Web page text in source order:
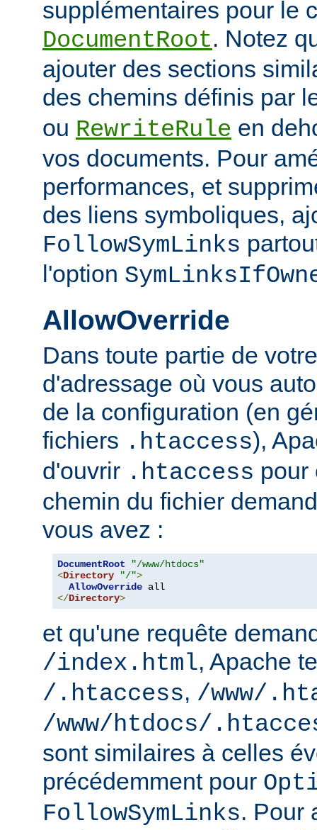
supplémentaires pour le
DocumentRoot. Notez
ajouter des sections
des chemins définis par
ou RewriteRule en
vos documents. Pour
performances, et
des liens symboliques,
FollowSymLinks
l'option
AllowOverride
Dans toute partie de
d'adressage où vous
de la configuration (en
fichiers .htaccess),
d'ouvrir .htaccess pour
chemin du fichier
vous avez :
DocumentRoot
"/www/htdocs"
<Directory "/">
AllowOverride
</Directory>
et qu'une requête
/index.html, Apache
/.htaccess, /www/
/www/htdocs/
sont similaires à celles
précédemment pour
FollowSymLinks. Pour